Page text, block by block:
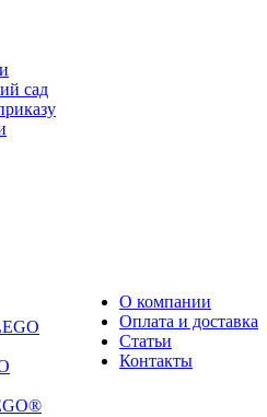
сад
О компании
Оплата и доставка
Статьи
Контакты